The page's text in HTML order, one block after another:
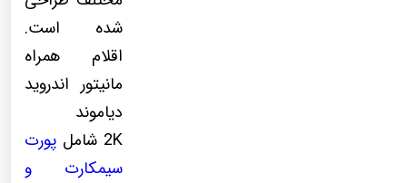
شده است.
اقلام همراه
مانیتور اندروید
دیاموند
2K شامل
پورت
سیمکارت و